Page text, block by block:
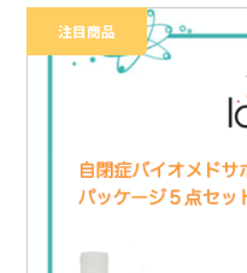
注目商品